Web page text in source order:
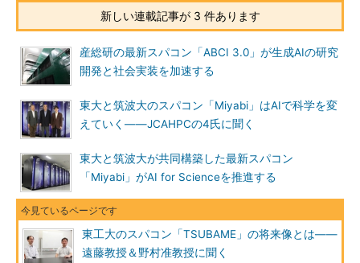
新しい連載記事が 3 件あります
産総研の最新スパコン「ABCI 3.0」が生成AIの研究
開発と社会実装を加速する
東大と筑波大のスパコン「Miyabi」はAIで科学を変
えていく――JCAHPCの4氏に聞く
東大と筑波大が共同構築した最新スパコン
「Miyabi」がAI for Scienceを推進する
東工大のスパコン「TSUBAME」の将来像とは――
遠藤教授＆野村准教授に聞く